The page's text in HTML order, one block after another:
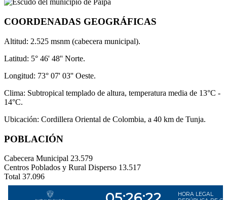
COORDENADAS GEOGRÁFICAS
Altitud: 2.525 msnm (cabecera municipal).
Latitud: 5° 46' 48'' Norte.
Longitud: 73° 07' 03'' Oeste.
Clima: Subtropical templado de altura, temperatura media de 13°C -
14°C.
Ubicación: Cordillera Oriental de Colombia, a 40 km de Tunja.
POBLACIÓN
Cabecera Municipal 23.579
Centros Poblados y Rural Disperso 13.517
Total 37.096